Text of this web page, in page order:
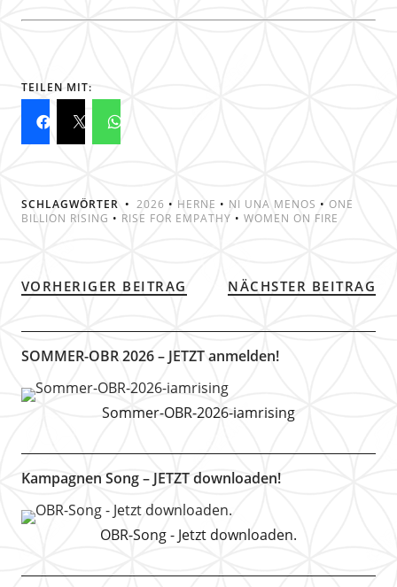
TEILEN MIT:
SCHLAGWÖRTER 2026 • HERNE • NI UNA MENOS • ONE
BILLION RISING • RISE FOR EMPATHY • WOMEN ON FIRE
VORHERIGER BEITRAG NÄCHSTER BEITRAG
SOMMER-OBR 2026 – JETZT anmelden!
Sommer-OBR-2026-iamrising
Kampagnen Song – JETZT downloaden!
OBR-Song - Jetzt downloaden.